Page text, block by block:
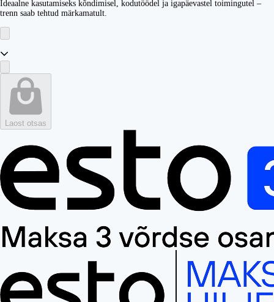
Ideaalne kasutamiseks kõndimisel, kodutöödel ja igapäevastel toimingutel –
trenn saab tehtud märkamatult.
Laost otsas